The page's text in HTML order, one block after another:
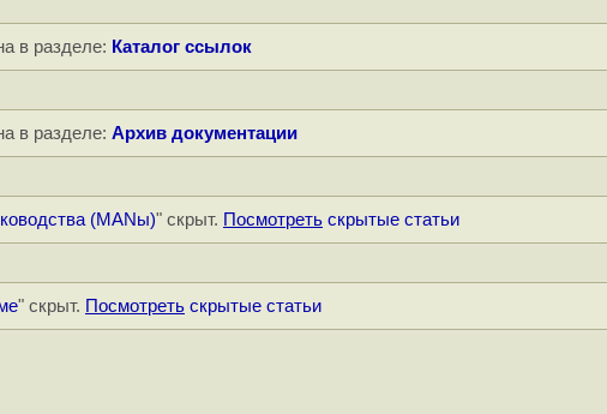
в разделе: Каталог ссылок
в разделе: Архив документации
(MANы)" скрыт. Посмотреть скрытые статьи
" скрыт. Посмотреть скрытые статьи